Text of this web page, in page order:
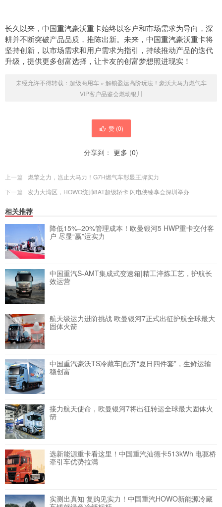
长久以来，中国重汽豪沃重卡始终以客户和市场需求为导向，深
耕并不断突破产品品质，推陈出新。未来，中国重汽豪沃重卡将
坚持创新，以市场需求和用户需求为指引，持续推动产品的迭代
升级，提供更多创富选择，让卡友的创富梦想照进现实！
未经允许不得转载： 超级商用车» 解锁盈运高阶玩法！豪沃大马力燃气车
VIP客户品鉴会燃动银川
赞 (0)
分享到： 更多 (0)
上一篇
燃擎之力，岂止大马力！G7H燃气车彰显王牌实力
下一篇
发力大湾区，HOWO统帅8AT超级轿卡·闪电侠臻享会深圳举办
相关推荐
降低15%–20%管理成本！欧曼银河5 HWP重卡交付客
户 尽显“赢”运实力
中国重汽S-AMT集成式变速箱|精工淬炼工艺，护航长
效运营
航天级运力进阶挑战 欧曼银河7正式出征护航全球最大
固体火箭
中国重汽豪沃TS冷藏车|配齐“夏日四件套”，生鲜运输
稳创富
接力航天使命，欧曼银河7将出征转运全球最大固体火
箭
选新能源重卡看这里！中国重汽汕德卡513kWh 电驱桥
牵引车优势拉满
实测出真知 复购见实力！中国重汽HOWO新能源冷藏